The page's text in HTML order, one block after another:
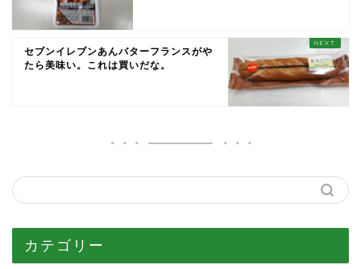
セブンイレブンあんバターフランスがや
たら美味い。これは買いだな。
カテゴリー